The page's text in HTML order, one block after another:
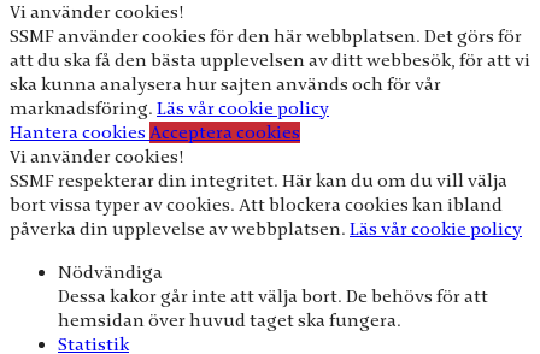
Vi använder cookies!
SSMF använder cookies för den här webbplatsen. Det görs för
att du ska få den bästa upplevelsen av ditt webbesök, för att vi
ska kunna analysera hur sajten används och för vår
marknadsföring. Läs vår cookie policy
Hantera cookies Acceptera cookies
Vi använder cookies!
SSMF respekterar din integritet. Här kan du om du vill välja
bort vissa typer av cookies. Att blockera cookies kan ibland
påverka din upplevelse av webbplatsen. Läs vår cookie policy
Nödvändiga
Dessa kakor går inte att välja bort. De behövs för att
hemsidan över huvud taget ska fungera.
Statistik